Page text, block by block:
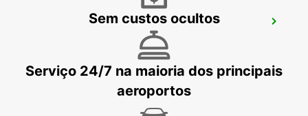
SKOPJE HOTEL TCC GRAND PLAZA
Sem custos ocultos
Serviço 24/7 na maioria dos principais
aeroportos